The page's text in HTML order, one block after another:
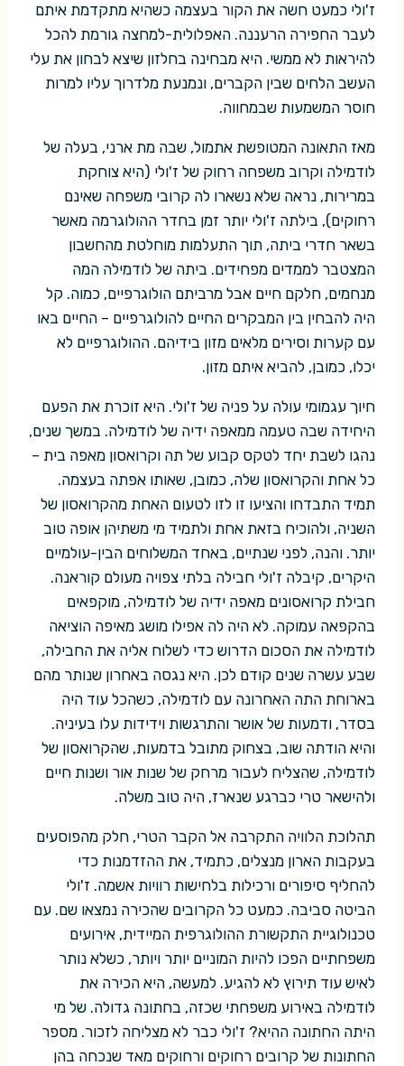
ז'ולי כמעט חשה את הקור בעצמה כשהיא מתקדמת איתם
לעבר החפירה הרעננה. האפלולית-למחצה גורמת להכל
להיראות לא ממשי. היא מבחינה בחלזון שיצא לבחון את עלי
העשב הלחים שבין הקברים, ונמנעת מלדרוך עליו למרות
חוסר המשמעות שבמחווה.
מאז התאונה המטופשת אתמול, שבה מת ארני, בעלה של
לודמילה וקרוב משפחה רחוק של ז'ולי (היא צוחקת
במרירות, נראה שלא נשארו לה קרובי משפחה שאינם
רחוקים), בילתה ז'ולי יותר זמן בחדר ההולוגרמה מאשר
בשאר חדרי ביתה, תוך התעלמות מוחלטת מהחשבון
המצטבר לממדים מפחידים. ביתה של לודמילה המה
מנחמים, חלקם חיים אבל מרביתם הולוגרפיים, כמוה. קל
היה להבחין בין המבקרים החיים להולוגרפיים – החיים באו
עם קערות וסירים מלאים מזון בידיהם. ההולוגרפיים לא
יכלו, כמובן, להביא איתם מזון.
חיוך עגמומי עולה על פניה של ז'ולי. היא זוכרת את הפעם
היחידה שבה טעמה ממאפה ידיה של לודמילה. במשך שנים,
נהגו לשבת יחד לטקס קבוע של תה וקרואסון מאפה בית –
כל אחת והקרואסון שלה, כמובן, שאותו אפתה בעצמה.
תמיד התבדחו והציעו זו לזו לטעום האחת מהקרואסון של
השניה, ולהוכיח בזאת אחת ולתמיד מי משתיהן אופה טוב
יותר. והנה, לפני שנתיים, באחד המשלוחים הבין-עולמיים
היקרים, קיבלה ז'ולי חבילה בלתי צפויה מעולם קוראנה.
חבילת קרואסונים מאפה ידיה של לודמילה, מוקפאים
בהקפאה עמוקה. לא היה לה אפילו מושג מאיפה הוציאה
לודמילה את הסכום הדרוש כדי לשלוח אליה את החבילה,
שבע עשרה שנים קודם לכן. היא נגסה באחרון שנותר מהם
בארוחת התה האחרונה עם לודמילה, כשהכל עוד היה
בסדר, ודמעות של אושר והתרגשות וידידות עלו בעיניה.
והיא הודתה שוב, בצחוק מתובל בדמעות, שהקרואסון של
לודמילה, שהצליח לעבור מרחק של שנות אור ושנות חיים
ולהישאר טרי כברגע שנארז, היה טוב משלה.
תהלוכת הלוויה התקרבה אל הקבר הטרי, חלק מהפוסעים
בעקבות הארון מנצלים, כתמיד, את ההזדמנות כדי
להחליף סיפורים ורכילות בלחישות רוויות אשמה. ז'ולי
הביטה סביבה. כמעט כל הקרובים שהכירה נמצאו שם. עם
טכנולוגיית התקשורת ההולוגרפית המיידית, אירועים
משפחתיים הפכו להיות המוניים יותר ויותר, כשלא נותר
לאיש עוד תירוץ לא להגיע. למעשה, היא הכירה את
לודמילה באירוע משפחתי שכזה, בחתונה גדולה. של מי
היתה החתונה ההיא? ז'ולי כבר לא מצליחה לזכור. מספר
החתונות של קרובים רחוקים ורחוקים מאד שנכחה בהן